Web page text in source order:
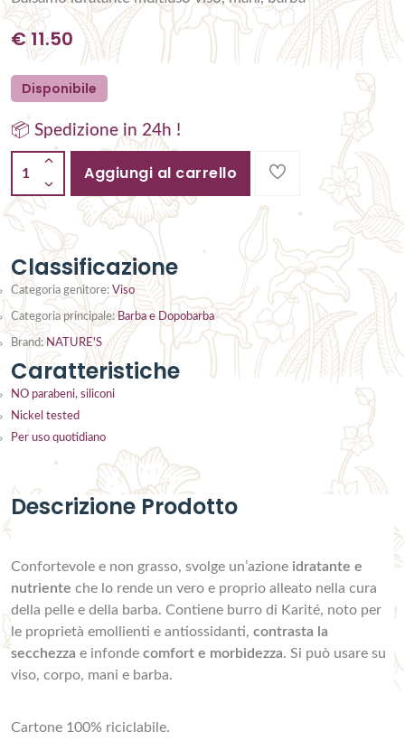
€11.50
Disponibile
📦 Spedizione in 24h !
1 Aggiungi al carrello
Classificazione
Categoria genitore: Viso
Categoria principale:Barba e Dopobarba
Brand: NATURE'S
Caratteristiche
NO parabeni, siliconi
Nickel tested
Per uso quotidiano
Descrizione Prodotto
Confortevole e non grasso, svolge un’azione idratante e
nutriente che lo rende un vero e proprio alleato nella cura
della pelle e della barba. Contiene burro di Karité, noto per
le proprietà emollienti e antiossidanti, contrasta la
secchezza e infonde comfort e morbidezza. Si può usare su
viso, corpo, mani e barba.
Cartone 100% riciclabile.